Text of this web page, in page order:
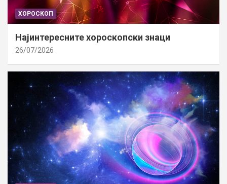
ХОРОСКОП
Најинтересните хороскопски знаци
26/07/2026